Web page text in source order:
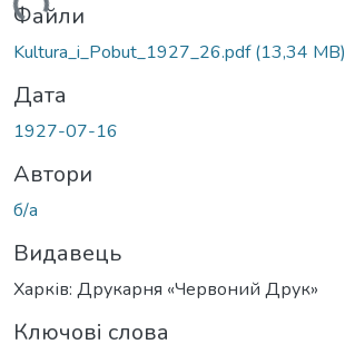
Файли
Kultura_i_Pobut_1927_26.pdf(13,34 MB)
Дата
1927-07-16
Автори
б/а
Видавець
Харків: Друкарня «Червоний Друк»
Ключові слова